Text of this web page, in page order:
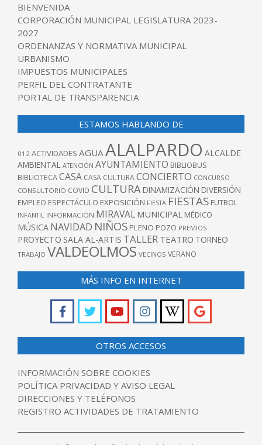
BIENVENIDA
CORPORACIÓN MUNICIPAL LEGISLATURA 2023-
2027
ORDENANZAS Y NORMATIVA MUNICIPAL
URBANISMO
IMPUESTOS MUNICIPALES
PERFIL DEL CONTRATANTE
PORTAL DE TRANSPARENCIA
ESTAMOS HABLANDO DE
012 ACTIVIDADES AGUA ALALPARDO ALCALDE
AMBIENTAL ATENCIÓN AYUNTAMIENTO BIBLIOBUS
BIBLIOTECACASA CASA CULTURACONCIERTO CONCURSO
CONSULTORIO COVID CULTURA DINAMIZACIÓN DIVERSIÓN
EMPLEO ESPECTÁCULO EXPOSICIÓN FIESTA FIESTAS FUTBOL
INFANTIL INFORMACIÓN MIRAVAL MUNICIPAL MÉDICO
MÚSICA NAVIDAD NIÑOS PLENO POZO PREMIOS
PROYECTO SALA AL-ARTIS TALLER TEATRO TORNEO
TRABAJO VALDEOLMOS VECINOS VERANO
MÁS INFO EN INTERNET
OTROS ACCESOS
INFORMACIÓN SOBRE COOKIES
POLÍTICA PRIVACIDAD Y AVISO LEGAL
DIRECCIONES Y TELÉFONOS
REGISTRO ACTIVIDADES DE TRATAMIENTO